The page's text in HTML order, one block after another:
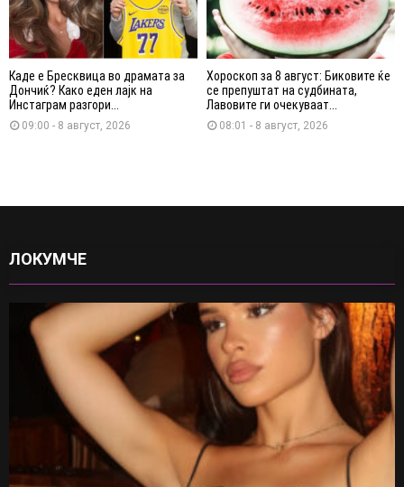
Каде е Бресквица во драмата за
Дончиќ? Како еден лајк на
Инстаграм разгори...
09:00 - 8 август, 2026
Хороскоп за 8 август: Биковите ќе
се препуштат на судбината,
Лавовите ги очекуваат...
08:01 - 8 август, 2026
ЛОКУМЧЕ